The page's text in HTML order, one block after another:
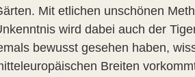
Mit etlichen unschönen
wird dabei auch der
bewusst gesehen haben,
Breiten